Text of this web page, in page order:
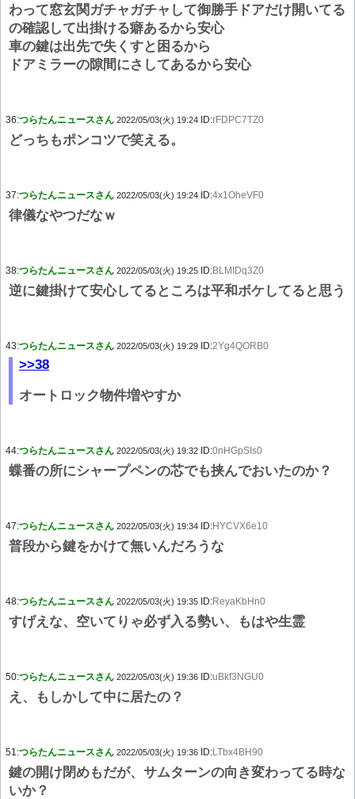
わって窓玄関ガチャガチャして御勝手ドアだけ開いてる
の確認して出掛ける癖あるから安心
車の鍵は出先で失くすと困るから
ドアミラーの隙間にさしてあるから安心
36:つらたんニュースさん 2022/05/03(火) 19:24 ID:rFDPC7TZ0
どっちもポンコツで笑える。
37:つらたんニュースさん 2022/05/03(火) 19:24 ID:4x1OheVF0
律儀なやつだなｗ
38:つらたんニュースさん 2022/05/03(火) 19:25 ID:BLMIDq3Z0
逆に鍵掛けて安心してるところは平和ボケしてると思う
43:つらたんニュースさん 2022/05/03(火) 19:29 ID:2Yg4QORB0
>>38
オートロック物件増やすか
44:つらたんニュースさん 2022/05/03(火) 19:32 ID:0nHGpSIs0
蝶番の所にシャープペンの芯でも挟んでおいたのか？
47:つらたんニュースさん 2022/05/03(火) 19:34 ID:HYCVX6e10
普段から鍵をかけて無いんだろうな
48:つらたんニュースさん 2022/05/03(火) 19:35 ID:ReyaKbHn0
すげえな、空いてりゃ必ず入る勢い、もはや生霊
50:つらたんニュースさん 2022/05/03(火) 19:36 ID:uBkf3NGU0
え、もしかして中に居たの？
51:つらたんニュースさん 2022/05/03(火) 19:36 ID:LTbx4BH90
鍵の開け閉めもだが、サムターンの向き変わってる時な
いか？